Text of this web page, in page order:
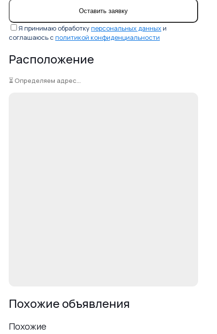
Я принимаю обработкуперсональных данных и
соглашаюсь с политикой конфиденциальности
Расположение
⏳ Определяем адрес...
Похожие объявления
Похожие